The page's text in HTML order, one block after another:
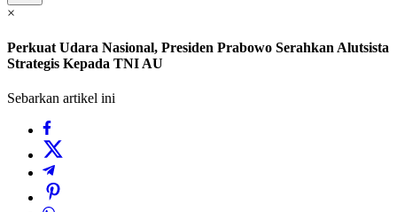
×
Perkuat Udara Nasional, Presiden Prabowo Serahkan Alutsista
Strategis Kepada TNI AU
Sebarkan artikel ini